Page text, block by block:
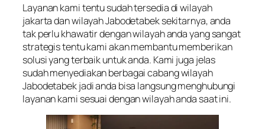
Layanan kami tentu sudah tersedia di wilayah
jakarta dan wilayah Jabodetabek sekitarnya, anda
tak perlu khawatir dengan wilayah anda yang sangat
strategis tentu kami akan membantu memberikan
solusi yang terbaik untuk anda. Kami juga jelas
sudah menyediakan berbagai cabang wilayah
Jabodetabek jadi anda bisa langsung menghubungi
layanan kami sesuai dengan wilayah anda saat ini.